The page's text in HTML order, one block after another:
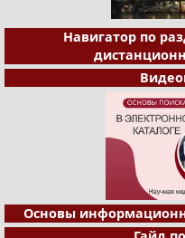
Навигатор по
Основы